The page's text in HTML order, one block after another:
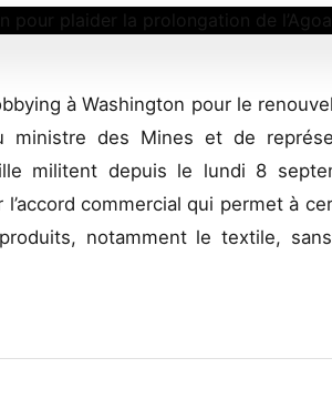
à Washington pour le
ministre des Mines et de
militent depuis le lundi 8
commercial qui permet à
notamment le textile,